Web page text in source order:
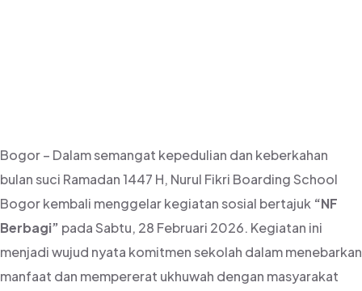
Bogor – Dalam semangat kepedulian dan keberkahan
bulan suci Ramadan 1447 H, Nurul Fikri Boarding School
Bogor kembali menggelar kegiatan sosial bertajuk “NF
Berbagi” pada Sabtu, 28 Februari 2026. Kegiatan ini
menjadi wujud nyata komitmen sekolah dalam menebarkan
manfaat dan mempererat ukhuwah dengan masyarakat